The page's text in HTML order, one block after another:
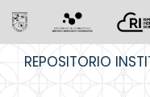
REPOSITORIO